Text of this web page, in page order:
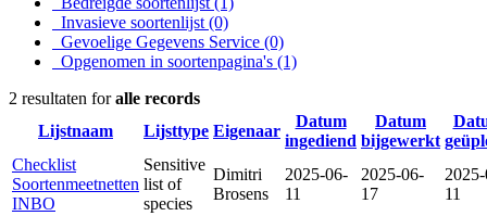
Invasieve soortenlijst (0)
Gevoelige Gegevens Service (0)
Opgenomen in soortenpagina's (1)
2 resultaten foralle records
Lijstnaam
Lijsttype Eigenaar
Datum
ingediend
Datum
bijgewerkt
Checklist
Soortenmeetnetten
INBO
Sensitive
list of
species
Dimitri
Brosens
2025-06-
11
2025-06-
17
11